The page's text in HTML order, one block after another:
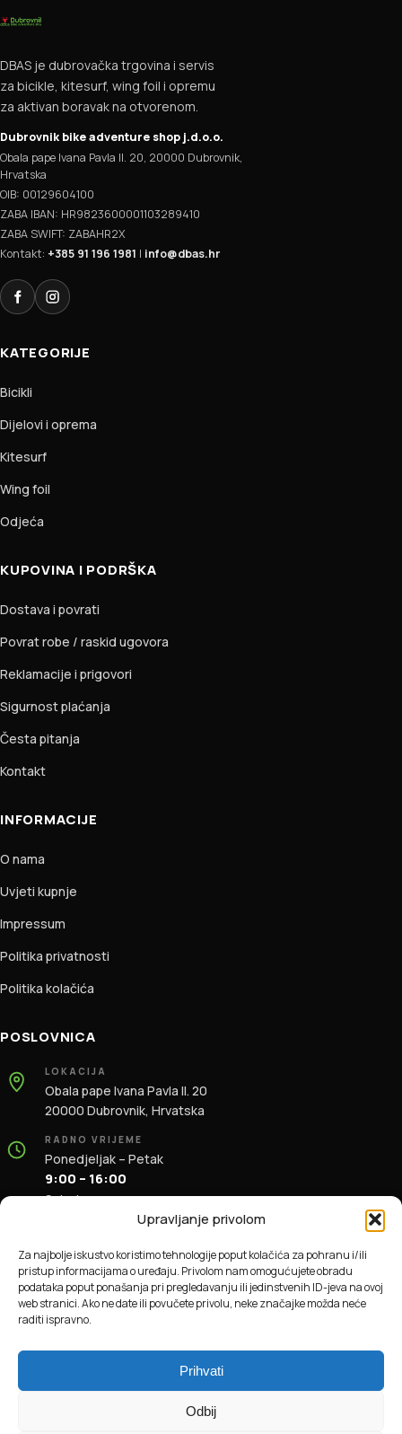
Upravljanje privolom
Za najbolje iskustvo koristimo tehnologije poput kolačića za pohranu i/ili
pristup informacijama o uređaju. Privolom nam omogućujete obradu
podataka poput ponašanja pri pregledavanju ili jedinstvenih ID-jeva na ovoj
web stranici. Ako ne date ili povučete privolu, neke značajke možda neće
raditi ispravno.
Prihvati
Odbij
DBAS je dubrovačka trgovina i servis
za bicikle, kitesurf, wing foil i opremu
za aktivan boravak na otvorenom.
Dubrovnik bike adventure shop j.d.o.o.
Obala pape Ivana Pavla II. 20, 20000 Dubrovnik,
Hrvatska
OIB: 00129604100
ZABA IBAN: HR9823600001103289410
ZABA SWIFT: ZABAHR2X
Kontakt: +385 91 196 1981 | info@dbas.hr
FacebookInstagram
KATEGORIJE
Bicikli
Dijelovi i oprema
Kitesurf
Wing foil
Odjeća
KUPOVINA I PODRŠKA
Dostava i povrati
Povrat robe / raskid ugovora
Reklamacije i prigovori
Sigurnost plaćanja
Česta pitanja
Kontakt
INFORMACIJE
O nama
Uvjeti kupnje
Impressum
Politika privatnosti
Politika kolačića
POSLOVNICA
LOKACIJA
Obala pape Ivana Pavla II. 20
20000 Dubrovnik, Hrvatska
RADNO VRIJEME
Ponedjeljak – Petak
9:00 – 16:00
Subota
+385 91 196 1981
info@dbas.hr